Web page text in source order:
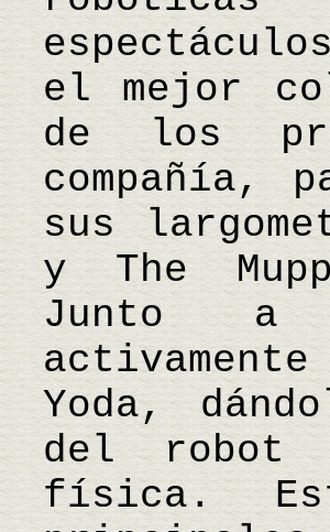
el mejor
de los
compañía,
sus
y The
Junto a
Yoda,
del robot
física.